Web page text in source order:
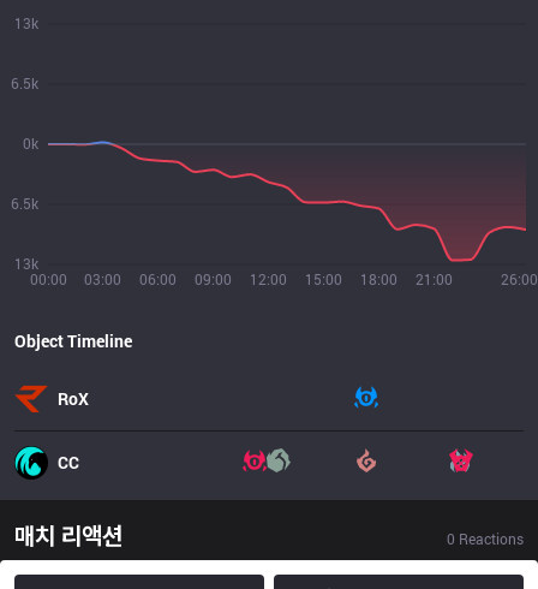
00:00 03:00 06:00 09:00 12:00 15:00 18:00 21:00 26:00
13k
6.5k
0k
6.5k
13k
Object Timeline
RoX
CC
매치 리액션 0 Reactions